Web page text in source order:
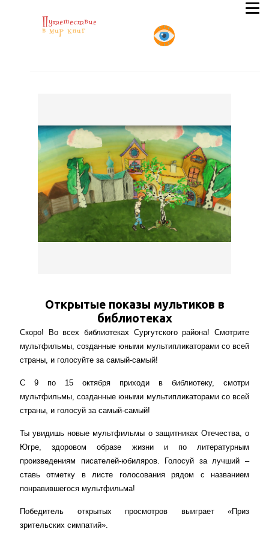
Открытые показы мультиков в
библиотеках
Скоро! Во всех библиотеках Сургутского района! Смотрите
мультфильмы, созданные юными мультипликаторами со всей
страны, и голосуйте за самый-самый!
С 9 по 15 октября приходи в библиотеку, смотри
мультфильмы, созданные юными мультипликаторами со всей
страны, и голосуй за самый-самый!
Ты увидишь новые мультфильмы о защитниках Отечества, о
Югре, здоровом образе жизни и по литературным
произведениям писателей-юбиляров. Голосуй за лучший –
ставь отметку в листе голосования рядом с названием
понравившегося мультфильма!
Победитель открытых просмотров выиграет «Приз
зрительских симпатий».